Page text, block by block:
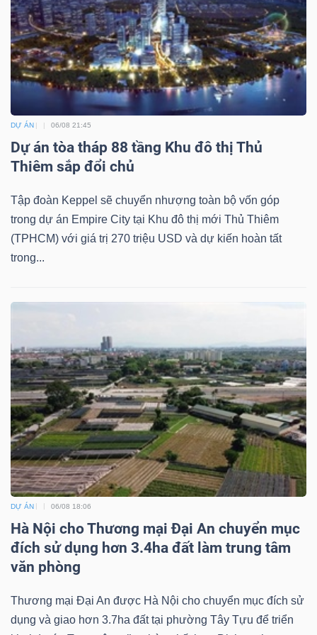
DỰ ÁN 06/08 21:45
Dự án tòa tháp 88 tầng Khu đô thị Thủ
Thiêm sắp đổi chủ
Tập đoàn Keppel sẽ chuyển nhượng toàn bộ vốn góp
trong dự án Empire City tại Khu đô thị mới Thủ Thiêm
(TPHCM) với giá trị 270 triệu USD và dự kiến hoàn tất
trong...
DỰ ÁN 06/08 18:06
Hà Nội cho Thương mại Đại An chuyển mục
đích sử dụng hơn 3.4ha đất làm trung tâm
văn phòng
Thương mại Đại An được Hà Nội cho chuyển mục đích sử
dụng và giao hơn 3.7ha đất tại phường Tây Tựu để triển
(-)
Dịch
vụ
Đào
Công
cụ
đầu
tư
Truyền
thông